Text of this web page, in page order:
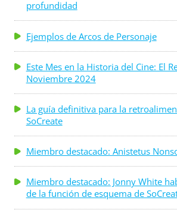
profundidad
Ejemplos de Arcos de Personaje
Este Mes en la Historia del Cine: El
Noviembre 2024
La guía definitiva para la
SoCreate
Miembro destacado: Anistetus
Miembro destacado: Jonny White
de la función de esquema de